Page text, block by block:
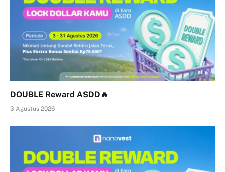
DOUBLE Reward ASDD🔥
3 Agustus 2026